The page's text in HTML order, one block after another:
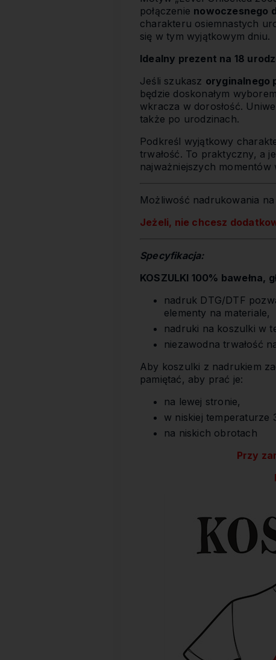
połączenie nowoczesnego
charakteru osiemnastych
się w tym wyjątkowym dniu.
Idealny prezent na 18
Jeśli szukasz oryginalnego
będzie doskonałym
wkracza w dorosłość.
także po urodzinach.
Podkreśl wyjątkowy
trwałość. To praktyczny, a
najważniejszych momentów
Możliwość nadrukowania
Jeżeli, nie chcesz
Specyfikacja:
KOSZULKI 100% bawełna,
nadruk DTG/DTF
elementy na materiale,
nadruki na koszulki w
niezawodna trwałość
Aby koszulki z nadrukiem
pamiętać, aby prać je:
na lewej stronie,
w niskiej temperaturze
na niskich obrotach
Przy